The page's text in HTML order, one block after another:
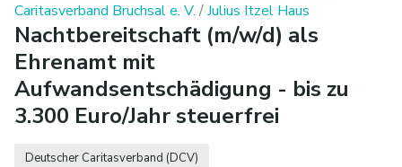
Caritasverband Bruchsal e. V. /Julius Itzel Haus
Nachtbereitschaft (m/w/d) als
Ehrenamt mit
Aufwandsentschädigung - bis zu
3.300 Euro/Jahr steuerfrei
Deutscher Caritasverband (DCV)